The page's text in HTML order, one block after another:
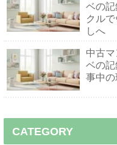
ベの記
クル
しへ
中古
ベの記
事中
CATEGORY